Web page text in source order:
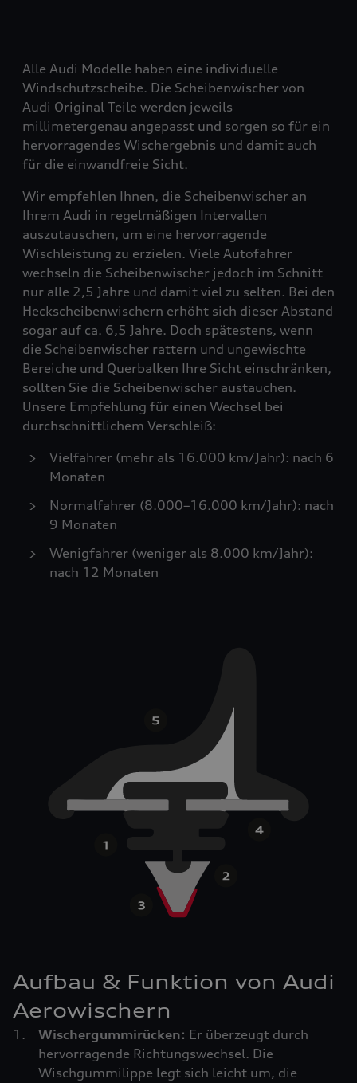
Alle Audi Modelle haben eine individuelle
Windschutzscheibe. Die Scheibenwischer von
Audi Original Teile werden jeweils
millimetergenau angepasst und sorgen so für ein
hervorragendes Wischergebnis und damit auch
für die einwandfreie Sicht.
Wir empfehlen Ihnen, die Scheibenwischer an
Ihrem Audi in regelmäßigen Intervallen
auszutauschen, um eine hervorragende
Wischleistung zu erzielen. Viele Autofahrer
wechseln die Scheibenwischer jedoch im Schnitt
nur alle 2,5 Jahre und damit viel zu selten. Bei den
Heckscheibenwischern erhöht sich dieser Abstand
sogar auf ca. 6,5 Jahre. Doch spätestens, wenn
die Scheibenwischer rattern und ungewischte
Bereiche und Querbalken Ihre Sicht einschränken,
sollten Sie die Scheibenwischer austauchen.
Unsere Empfehlung für einen Wechsel bei
durchschnittlichem Verschleiß:
Vielfahrer (mehr als 16.000 km/Jahr): nach 6
Monaten
Normalfahrer (8.000–16.000 km/Jahr): nach
9 Monaten
Wenigfahrer (weniger als 8.000 km/Jahr):
nach 12 Monaten
Aufbau & Funktion von Audi
Aerowischern
Wischergummirücken: Er überzeugt durch
hervorragende Richtungswechsel. Die
Wischgummilippe legt sich leicht um, die